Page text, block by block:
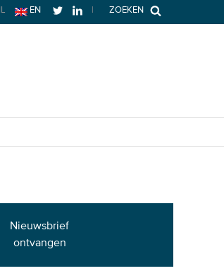
ZOEKEN
EN
Nieuwsbrief
ontvangen